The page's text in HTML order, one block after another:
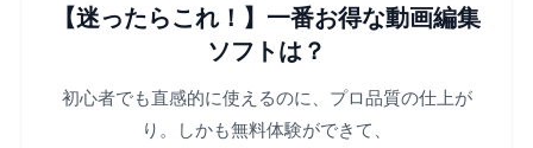
【迷ったらこれ！】一番お得な動画編集
ソフトは？
初心者でも直感的に使えるのに、プロ品質の仕上が
り。しかも無料体験ができて、